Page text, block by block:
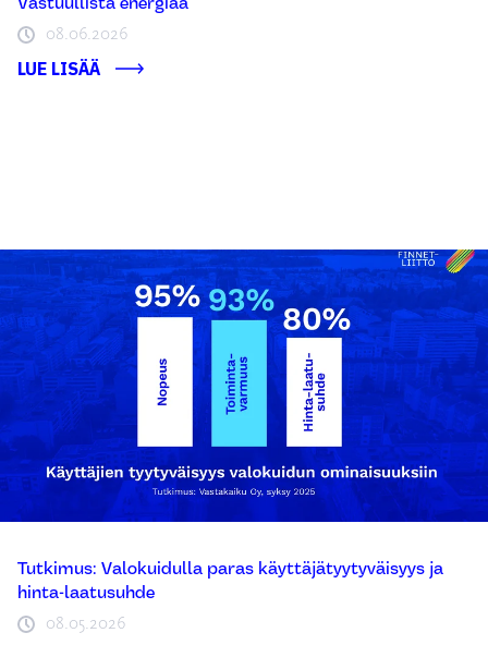
08.06.2026
LUE LISÄÄ
Tutkimus: Valokuidulla paras käyttäjätyytyväisyys ja
hinta-laatusuhde
08.05.2026